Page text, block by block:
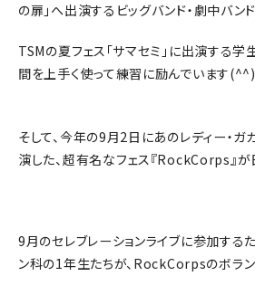
の扉」へ出演するビッグバンド・劇中バンド
TSMの夏フェス「サマセミ」に出演する
間を上手く使って練習に励んでいます(^^)
そして、今年の9月2日にあのレディー・
演した、超有名なフェス『RockCorps』が
9月のセレブレーションライブに参加する
ン科の1年生たちが、RockCorpsのボラン